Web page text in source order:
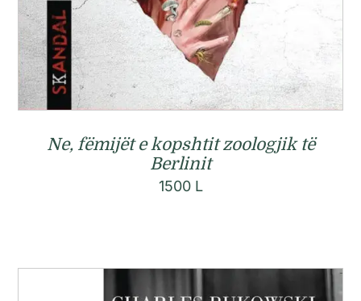
Ne, fëmijët e kopshtit zoologjik të
Berlinit
1500 L